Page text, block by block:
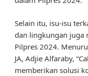
Selain itu, isu-isu
dan lingkungan juga
Pilpres 2024.
JA, Adjie Alfaraby,
memberikan solusi